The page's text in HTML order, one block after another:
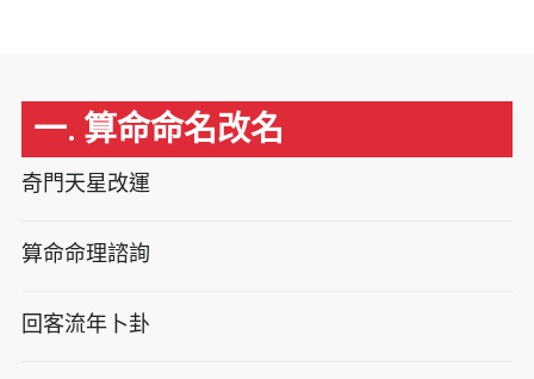
一. 算命命名改名
奇門天星改運
算命命理諮詢
回客流年卜卦